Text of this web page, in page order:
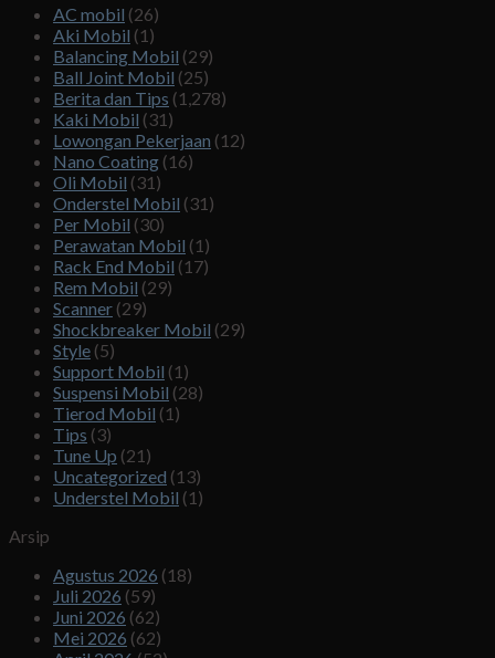
AC mobil (26)
Aki Mobil (1)
Balancing Mobil (29)
Ball Joint Mobil (25)
Berita dan Tips (1,278)
Kaki Mobil (31)
Lowongan Pekerjaan (12)
Nano Coating (16)
Oli Mobil (31)
Onderstel Mobil (31)
Per Mobil (30)
Perawatan Mobil (1)
Rack End Mobil (17)
Rem Mobil (29)
Scanner (29)
Shockbreaker Mobil (29)
Style (5)
Support Mobil (1)
Suspensi Mobil (28)
Tierod Mobil (1)
Tips (3)
Tune Up (21)
Uncategorized (13)
Understel Mobil (1)
Arsip
Agustus 2026 (18)
Juli 2026 (59)
Juni 2026 (62)
Mei 2026 (62)